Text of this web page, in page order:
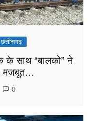
के साथ “बालको” ने
मजबूत…
0